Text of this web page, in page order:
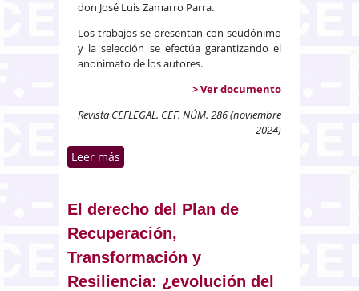
don José Luis Zamarro Parra.
Los trabajos se presentan con seudónimo
y la selección se efectúa garantizando el
anonimato de los autores.
> Ver documento
Revista CEFLEGAL. CEF. NÚM. 286 (noviembre
2024)
Leer más
El derecho del Plan de
Recuperación,
Transformación y
Resiliencia: ¿evolución del